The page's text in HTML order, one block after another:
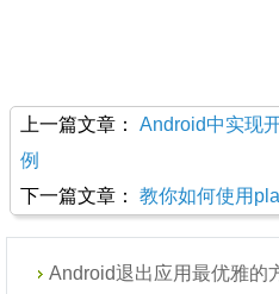
上一篇文章： Android中实现
例
下一篇文章： 教你如何使用
Android退出应用最优雅的